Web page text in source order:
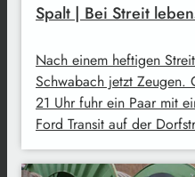
Spalt | Bei Streit
Nach einem heftigen
Schwabach jetzt Zeugen.
21 Uhr fuhr ein Paar mit
Ford Transit auf der